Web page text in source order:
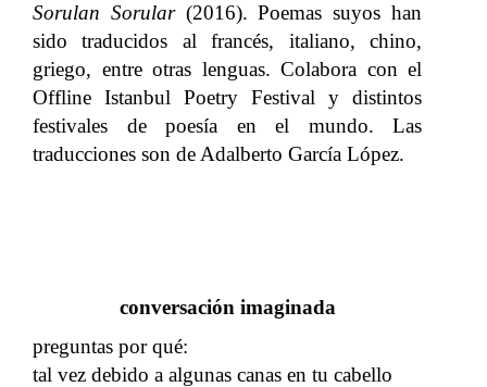
Sorulan Sorular(2016). Poemas suyos han
sido traducidos al francés, italiano, chino,
griego, entre otras lenguas. Colabora con el
Offline Istanbul Poetry Festival y distintos
festivales de poesía en el mundo. Las
traducciones son de Adalberto García López.
conversación imaginada
preguntas por qué:
tal vez debido a algunas canas en tu cabello